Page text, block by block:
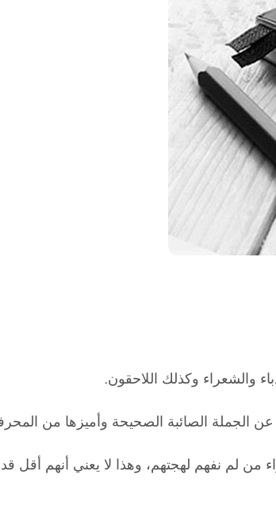
والشعراء وكذلك اللاحقون.
الجملة الصائبة الصحيحة وأميزها من
من لم نفهم لهجتهم، وهذا لا يعني أنهم أقل